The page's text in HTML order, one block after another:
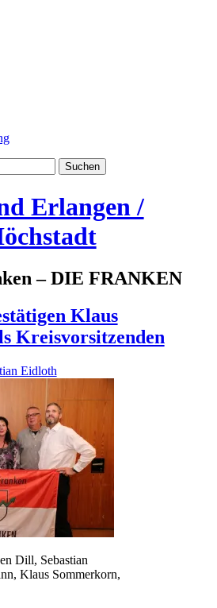
Erlangen /
– DIE FRANKEN
Klaus
Kreisvorsitzenden
Eidloth
Dill, Sebastian
Klaus Sommerkorn,